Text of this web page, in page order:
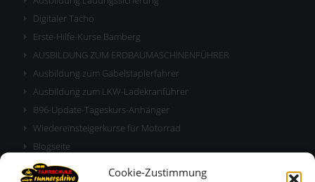
Cookie-Zustimmung
Digitaler Tacho
Erste-Hilfe-Kurse Bamberg
AUSBILDUNG ZUM ERDBAUMASCHINENFÜHRER
Ausbildung zum Gabelstaplerfahrer
Ausbildung zum LKW-Ladekranführer
B96-Update-Tageskurs-Anhänger
Wiedereinsteigerkurse für Motorrad
Blogseite
Allgemeine Geschäftsbedingungen